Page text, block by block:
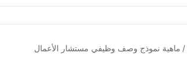
/ ماهية نموذج وصف وظيفي مستشار الأعمال